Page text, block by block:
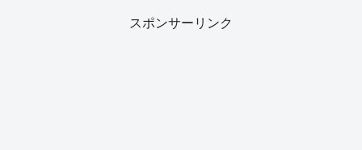
スポンサーリンク